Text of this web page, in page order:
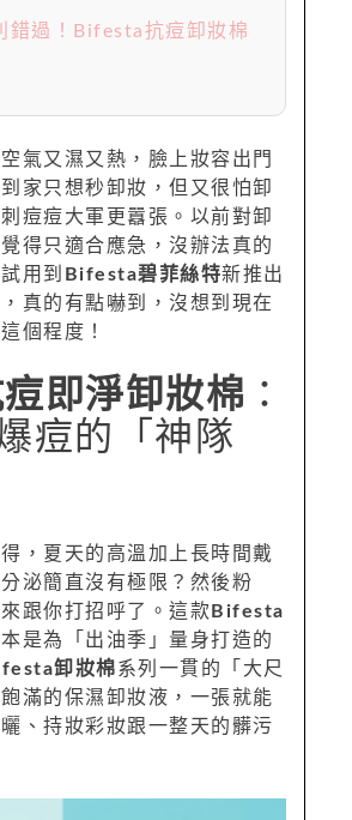
錯過！Bifesta抗痘卸妝棉
氣又濕又熱，臉上妝容出門
家只想秒卸妝，但又很怕卸
痘痘大軍更囂張。以前對卸
得只適合應急，沒辦法真的
用到 Bifesta碧菲絲特新推出
，真的有點嚇到，沒想到現在
個程度！
即淨卸妝棉 ：
痘的「神隊
，夏天的高溫加上長時間戴
泌簡直沒有極限？然後粉
跟你打招呼了。這款 Bifesta
是為「出油季」量身打造的
卸妝棉系列一貫的「大尺
滿的保濕卸妝液，一張就能
、持妝彩妝跟一整天的髒污